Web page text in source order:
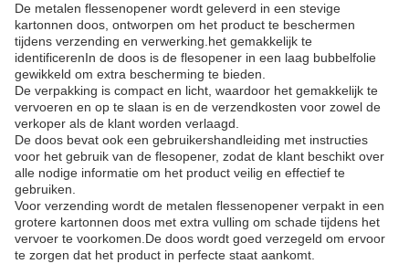
De metalen flessenopener wordt geleverd in een stevige
kartonnen doos, ontworpen om het product te beschermen
tijdens verzending en verwerking.het gemakkelijk te
identificerenIn de doos is de flesopener in een laag bubbelfolie
gewikkeld om extra bescherming te bieden.
De verpakking is compact en licht, waardoor het gemakkelijk te
vervoeren en op te slaan is en de verzendkosten voor zowel de
verkoper als de klant worden verlaagd.
De doos bevat ook een gebruikershandleiding met instructies
voor het gebruik van de flesopener, zodat de klant beschikt over
alle nodige informatie om het product veilig en effectief te
gebruiken.
Voor verzending wordt de metalen flessenopener verpakt in een
grotere kartonnen doos met extra vulling om schade tijdens het
vervoer te voorkomen.De doos wordt goed verzegeld om ervoor
te zorgen dat het product in perfecte staat aankomt.